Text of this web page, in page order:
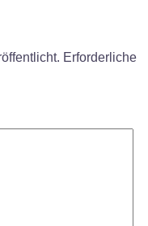
Erforderliche